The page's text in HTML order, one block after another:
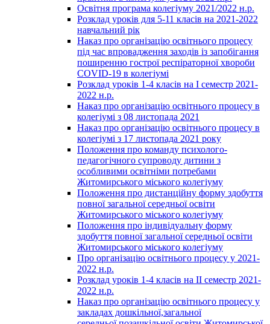
Освітня програма колегіуму 2021/2022 н.р.
Розклад уроків для 5-11 класів на 2021-2022
навчальний рік
Наказ про організацію освітнього процесу
під час впровадження заходів із запобігання
поширенню гострої респіраторної хвороби
COVID-19 в колегіумі
Розклад уроків 1-4 класів на І семестр 2021-
2022 н.р.
Наказ про організацію освітнього процесу в
колегіумі з 08 листопада 2021
Наказ про організацію освітнього процесу в
колегіумі з 17 листопада 2021 року
Положення про команду психолого-
педагогічного супроводу дитини з
особливими освітніми потребами
Житомирського міського колегіуму
Положення про дистанційну форму здобуття
повної загальної середньої освіти
Житомирського міського колегіуму
Положення про індивідуальну форму
здобуття повної загальної середньої освіти
Житомирського міського колегіуму
Про організацію освітнього процесу у 2021-
2022 н.р.
Розклад уроків 1-4 класів на ІІ семестр 2021-
2022 н.р.
Наказ про організацію освітнього процесу у
закладах дошкільної,загальної